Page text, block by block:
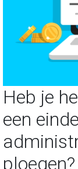
Heb je
een
ploegen?